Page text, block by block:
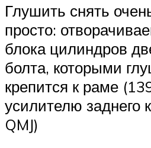
Глушить снять
просто:
блока цилиндров
болта, которыми
крепится к раме
усилителю заднего
QMJ)